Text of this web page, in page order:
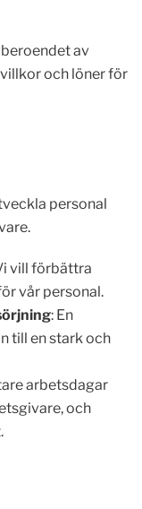
av
och löner för
personal
vill förbättra
vår personal.
: En
till en stark och
arbetsdagar
och